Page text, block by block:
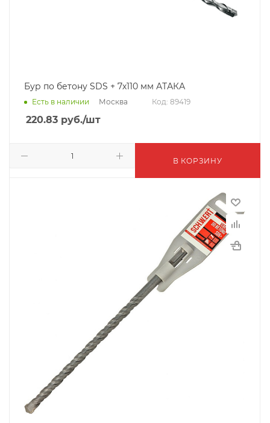
Бур по бетону SDS + 7х110 мм АТАКА
Есть в наличии Москва Код: 89419
220.83 руб./шт
В КОРЗИНУ